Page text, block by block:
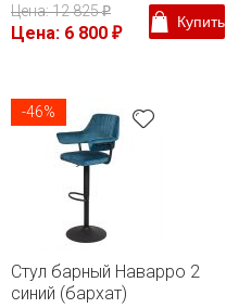
Цена: 12 825₽
Цена: 6 800 ₽
Купить
-46%
Стул барный Наварро 2
синий (бархат)